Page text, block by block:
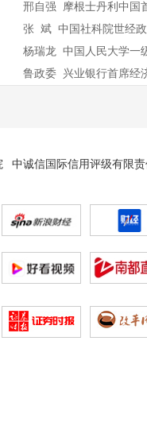
邢自强 摩根士丹利中国
张 斌 中国社科院世经
杨瑞龙 中国人民大学一
鲁政委 兴业银行首席经
中诚信国际信用评级有限责